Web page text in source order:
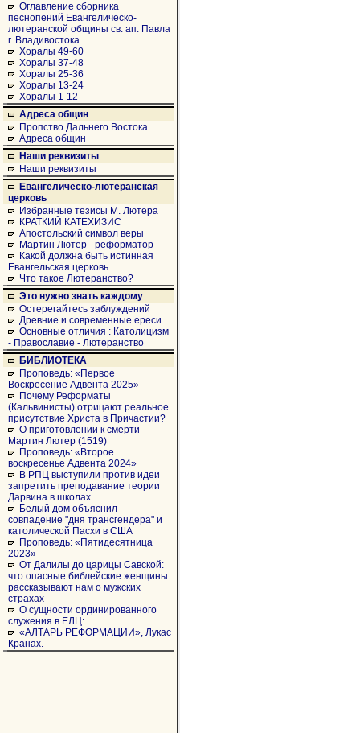
Оглавление сборника
песнопений Евангелическо-
лютеранской общины св. ап. Павла
г. Владивостока
Хоралы 49-60
Хоралы 37-48
Хоралы 25-36
Хоралы 13-24
Хоралы 1-12
Адреса общин
Пропство Дальнего Востока
Адреса общин
Наши реквизиты
Наши реквизиты
Евангелическо-лютеранская
церковь
Избранные тезисы М. Лютера
КРАТКИЙ КАТЕХИЗИС
Апостольский символ веры
Мартин Лютер - реформатор
Какой должна быть истинная
Евангельская церковь
Что такое Лютеранство?
Это нужно знать каждому
Остерегайтесь заблуждений
Древние и современные ереси
Основные отличия : Католицизм
- Православие - Лютеранство
БИБЛИОТЕКА
Проповедь: «Первое
Воскресение Адвента 2025»
Почему Реформаты
(Кальвинисты) отрицают реальное
присутствие Христа в Причастии?
О приготовлении к смерти
Мартин Лютер (1519)
Проповедь: «Второе
воскресенье Адвента 2024»
В РПЦ выступили против идеи
запретить преподавание теории
Дарвина в школах
Белый дом объяснил
совпадение "дня трансгендера" и
католической Пасхи в США
Проповедь: «Пятидесятница
2023»
От Далилы до царицы Савской:
что опасные библейские женщины
рассказывают нам о мужских
страхах
О сущности ординированного
служения в ЕЛЦ:
«АЛТАРЬ РЕФОРМАЦИИ», Лукас
Кранах.